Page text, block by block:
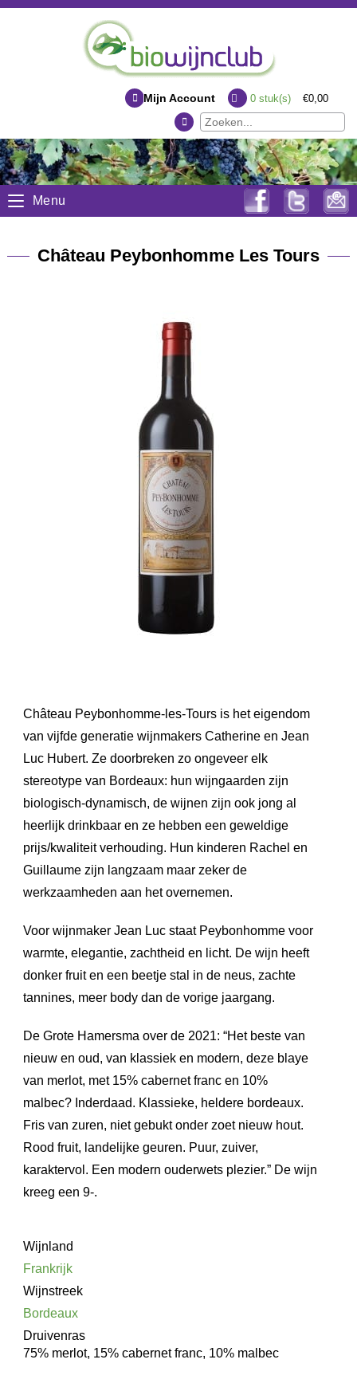
Mijn Account 0stuk(s) €0,00
Menu
Château Peybonhomme Les Tours
Château Peybonhomme-les-Tours is het eigendom
van vijfde generatie wijnmakers Catherine en Jean
Luc Hubert. Ze doorbreken zo ongeveer elk
stereotype van Bordeaux: hun wijngaarden zijn
biologisch-dynamisch, de wijnen zijn ook jong al
heerlijk drinkbaar en ze hebben een geweldige
prijs/kwaliteit verhouding. Hun kinderen Rachel en
Guillaume zijn langzaam maar zeker de
werkzaamheden aan het overnemen.
Voor wijnmaker Jean Luc staat Peybonhomme voor
warmte, elegantie, zachtheid en licht. De wijn heeft
donker fruit en een beetje stal in de neus, zachte
tannines, meer body dan de vorige jaargang.
De Grote Hamersma over de 2021: “Het beste van
nieuw en oud, van klassiek en modern, deze blaye
van merlot, met 15% cabernet franc en 10%
malbec? Inderdaad. Klassieke, heldere bordeaux.
Fris van zuren, niet gebukt onder zoet nieuw hout.
Rood fruit, landelijke geuren. Puur, zuiver,
karaktervol. Een modern ouderwets plezier.” De wijn
kreeg een 9-.
Wijnland
Frankrijk
Wijnstreek
Bordeaux
Druivenras
75% merlot, 15% cabernet franc, 10% malbec